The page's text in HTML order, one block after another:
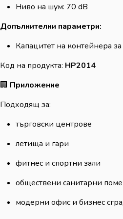
Ниво на шум: 70 dB
Допълнителни параметри:
Капацитет на контейнера
Код на продукта: HP2014
🏢 Приложение
Подходящ за:
търговски центрове
летища и гари
фитнес и спортни зали
обществени санитарни
модерни офис и бизнес